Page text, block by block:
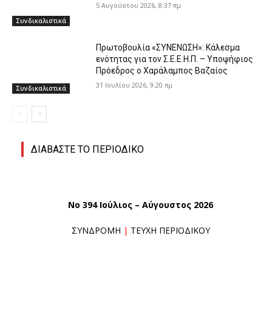
Συνδικαλιστικά
5 Αυγούστου 2026, 8:37 πμ
Συνδικαλιστικά
Πρωτοβουλία «ΣΥΝΕΝΩΣΗ»: Κάλεσμα
ενότητας για τον Σ.Ε.Ε.Η.Π. – Υποψήφιος
Πρόεδρος ο Χαράλαμπος Βαζαίος
31 Ιουλίου 2026, 9:20 πμ
ΔΙΑΒΑΣΤΕ ΤΟ ΠΕΡΙΟΔΙΚΟ
No 394 Ιούλιος – Αύγουστος 2026
ΣΥΝΔΡΟΜΗ | ΤΕΥΧΗ ΠΕΡΙΟΔΙΚΟΥ